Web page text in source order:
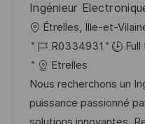
o
n
d
u
p
o
s
t
Ingénieur
o
c
a
l
i
Étrelles, Ille-et-
R
é
f
é
r
R0334931 Full
Etrelles
Nous recherchons un
puissance passionné